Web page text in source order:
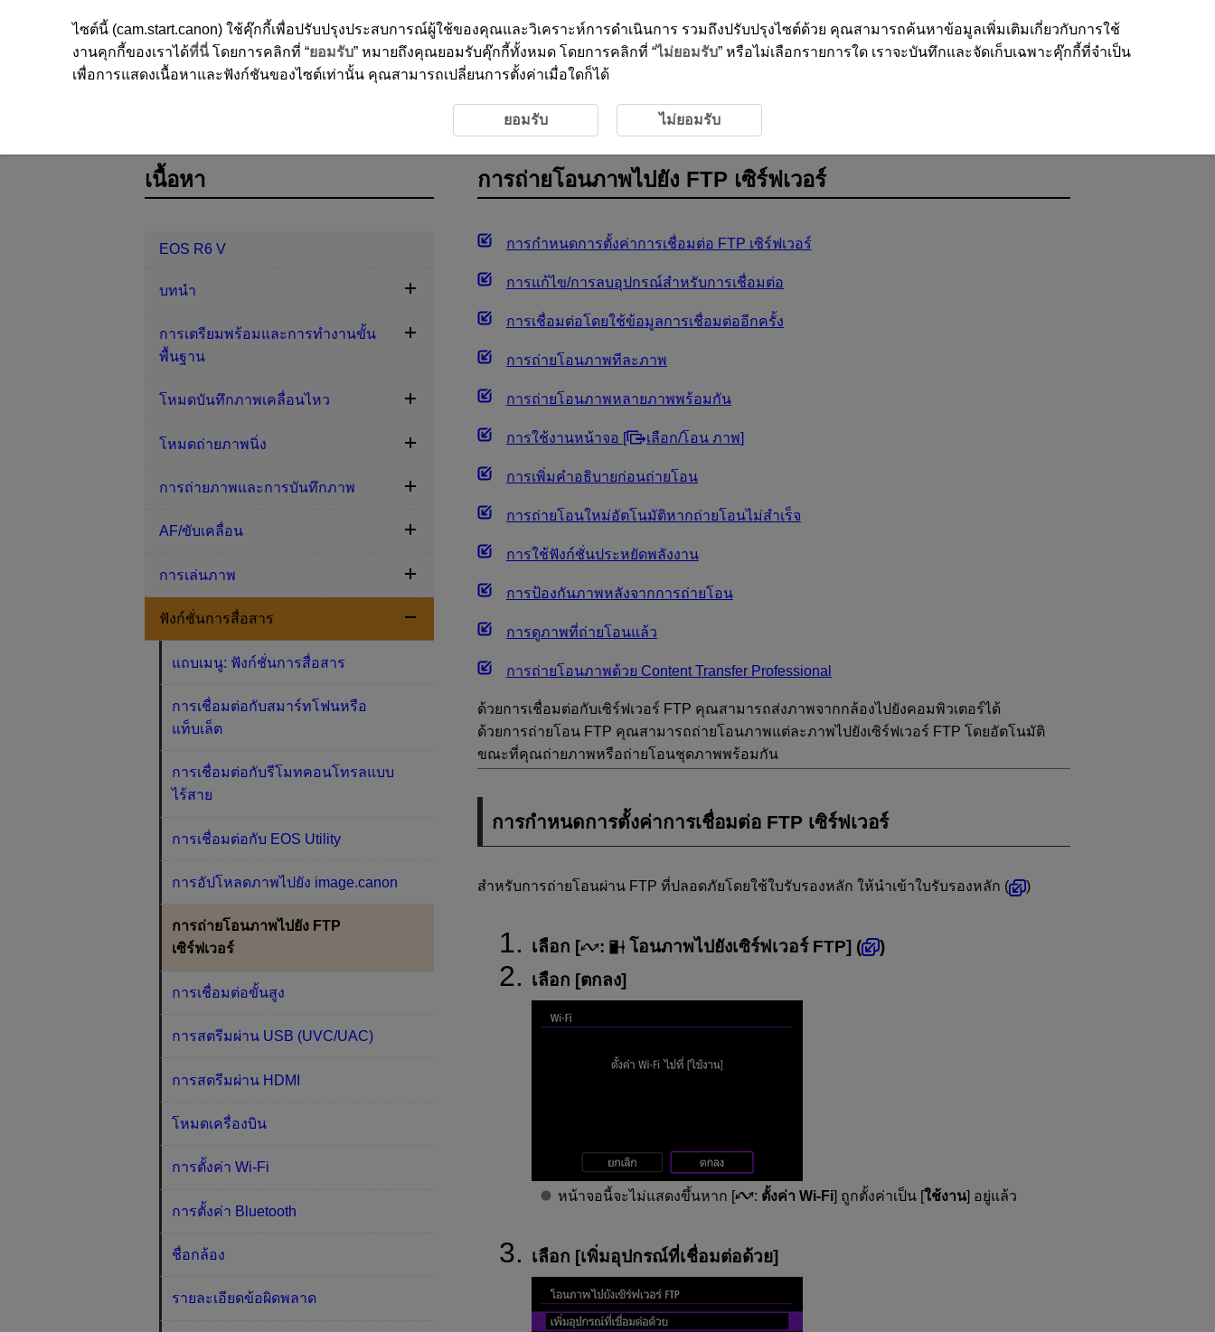
การถ่ายโอนภาพไปยัง FTP เซิร์ฟเวอร์
การกำหนดการตั้งค่าการเชื่อมต่อ FTP เซิร์ฟเวอร์
การแก้ไข/การลบอุปกรณ์สำหรับการเชื่อมต่อ
การเชื่อมต่อโดยใช้ข้อมูลการเชื่อมต่ออีกครั้ง
การถ่ายโอนภาพทีละภาพ
การถ่ายโอนภาพหลายภาพพร้อมกัน
การใช้งานหน้าจอ [ เลือก/โอน ภาพ]
การเพิ่มคำอธิบายก่อนถ่ายโอน
การถ่ายโอนใหม่อัตโนมัติหากถ่ายโอนไม่สำเร็จ
การใช้ฟังก์ชั่นประหยัดพลังงาน
การป้องกันภาพหลังจากการถ่ายโอน
การดูภาพที่ถ่ายโอนแล้ว
การถ่ายโอนภาพด้วย Content Transfer Professional
ด้วยการเชื่อมต่อกับเซิร์ฟเวอร์ FTP คุณสามารถส่งภาพจากกล้องไปยังคอมพิวเตอร์ได้
ด้วยการถ่ายโอน FTP คุณสามารถถ่ายโอนภาพแต่ละภาพไปยังเซิร์ฟเวอร์ FTP โดยอัตโนมัติ
ขณะที่คุณถ่ายภาพหรือถ่ายโอนชุดภาพพร้อมกัน
การกำหนดการตั้งค่าการเชื่อมต่อ FTP เซิร์ฟเวอร์
สำหรับการถ่ายโอนผ่าน FTP ที่ปลอดภัยโดยใช้ใบรับรองหลัก ให้นำเข้าใบรับรองหลัก ( )
เลือก [ : โอนภาพไปยังเซิร์ฟเวอร์ FTP] (
)
เลือก [ตกลง]
หน้าจอนี้จะไม่แสดงขึ้นหาก [ : ตั้งค่า Wi-Fi] ถูกตั้งค่าเป็น [ใช้งาน] อยู่แล้ว
เลือก [เพิ่มอุปกรณ์ที่เชื่อมต่อด้วย]
เนื้อหา
EOS R6 V
บทนำ
การเตรียมพร้อมและการทำงานขั้น
พื้นฐาน
โหมดบันทึกภาพเคลื่อนไหว
โหมดถ่ายภาพนิ่ง
การถ่ายภาพและการบันทึกภาพ
AF/ขับเคลื่อน
การเล่นภาพ
ฟังก์ชั่นการสื่อสาร
แถบเมนู: ฟังก์ชั่นการสื่อสาร
การเชื่อมต่อกับสมาร์ทโฟนหรือ
แท็บเล็ต
การเชื่อมต่อกับรีโมทคอนโทรลแบบ
ไร้สาย
การเชื่อมต่อกับ EOS Utility
การอัปโหลดภาพไปยัง image.canon
การถ่ายโอนภาพไปยัง FTP
เซิร์ฟเวอร์
การเชื่อมต่อขั้นสูง
การสตรีมผ่าน USB (UVC/UAC)
การสตรีมผ่าน HDMI
โหมดเครื่องบิน
การตั้งค่า Wi-Fi
การตั้งค่า Bluetooth
ชื่อกล้อง
รายละเอียดข้อผิดพลาด
ไซต์นี้ (cam.start.canon) ใช้คุ๊กกี้เพื่อปรับปรุงประสบการณ์ผู้ใช้ของคุณและวิเคราะห์การดำเนินการ รวมถึงปรับปรุงไซต์ด้วย คุณสามารถค้นหาข้อมูลเพิ่มเติมเกี่ยวกับการใช้
งานคุกกี้ของเราได้ที่นี่โดยการคลิกที่ “ยอมรับ” หมายถึงคุณยอมรับคุ๊กกี้ทั้งหมด โดยการคลิกที่ “ไม่ยอมรับ” หรือไม่เลือกรายการใด เราจะบันทึกและจัดเก็บเฉพาะคุ๊กกี้ที่จำเป็น
เพื่อการแสดงเนื้อหาและฟังก์ชันของไซต์เท่านั้น คุณสามารถเปลี่ยนการตั้งค่าเมื่อใดก็ได้
ยอมรับ ไม่ยอมรับ